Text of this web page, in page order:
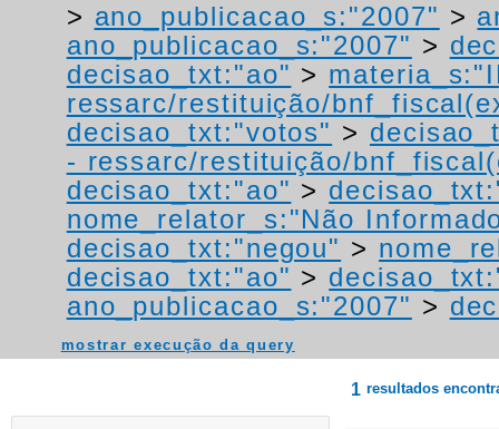
> ano_publicacao_s:"2007" >
ano_publicacao_s:"2007" >
decisao_txt:"ao" >
ressarc/restituição/
decisao_txt:"votos" >
- ressarc/restituição/
decisao_txt:"ao" >
nome_relator_s:"Não
decisao_txt:"negou" >
decisao_txt:"ao" >
ano_publicacao_s:"2007" >
mostrar execução da query
1 resultados